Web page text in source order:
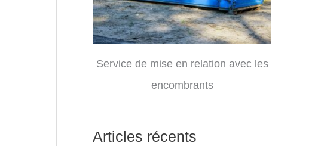
Service de mise en relation avec les
encombrants
Articles récents